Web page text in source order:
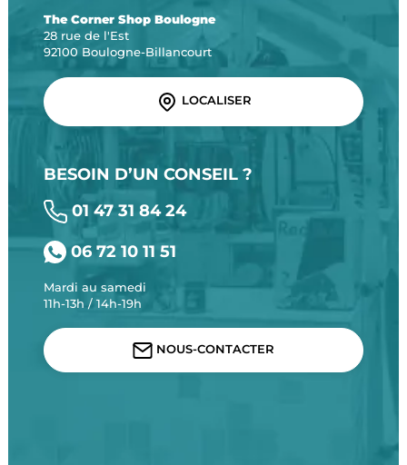
The Corner Shop Boulogne
28 rue de l'Est
92100 Boulogne-Billancourt
LOCALISER
BESOIN D’UN CONSEIL ?
01 47 31 84 24
06 72 10 11 51
Mardi au samedi
11h-13h / 14h-19h
NOUS-CONTACTER